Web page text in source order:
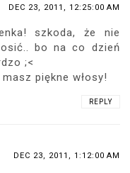
DEC 23, 2011, 12:25:00 AM
szkoda, że nie
bo na co dzień
;<
piękne włosy!
REPLY
DEC 23, 2011, 1:12:00 AM